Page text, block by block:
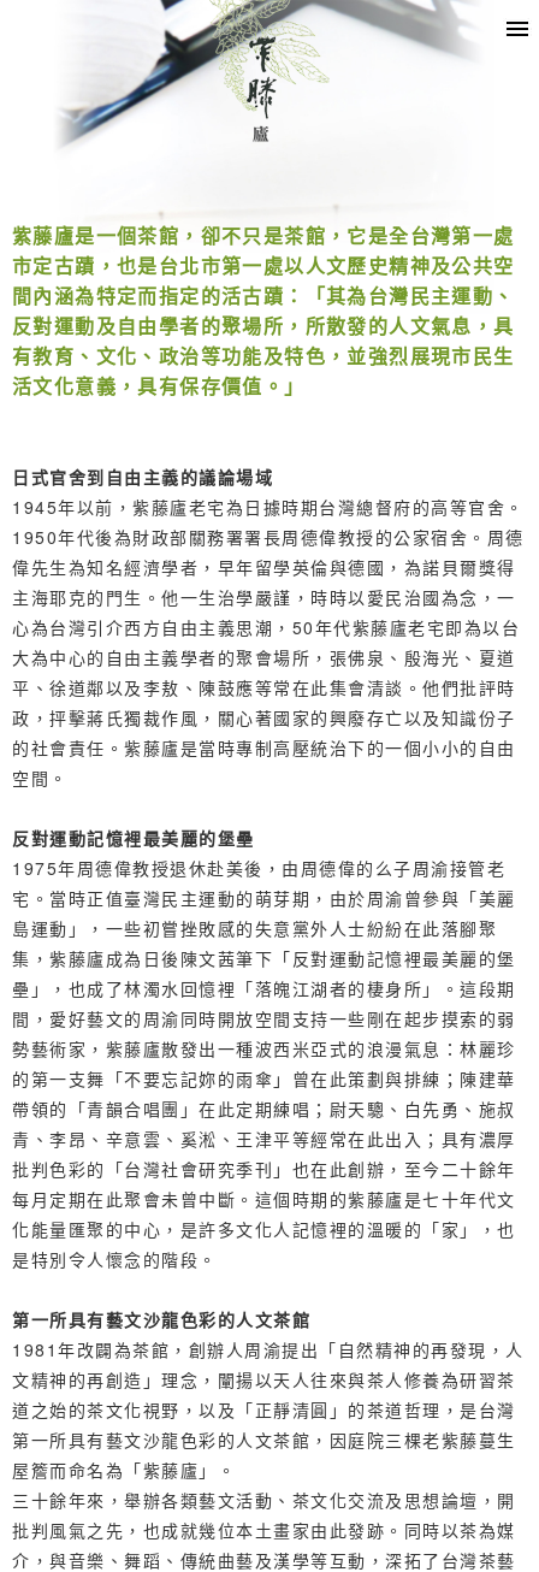
紫藤廬是一個茶館，卻不只是茶館，它是全台灣第一處
市定古蹟，也是台北市第一處以人文歷史精神及公共空
間內涵為特定而指定的活古蹟：「其為台灣民主運動、
反對運動及自由學者的聚場所，所散發的人文氣息，具
有教育、文化、政治等功能及特色，並強烈展現市民生
活文化意義，具有保存價值。」
日式官舍到自由主義的議論場域
1945年以前，紫藤廬老宅為日據時期台灣總督府的高等官舍。
1950年代後為財政部關務署署長周德偉教授的公家宿舍。周德
偉先生為知名經濟學者，早年留學英倫與德國，為諾貝爾獎得
主海耶克的門生。他一生治學嚴謹，時時以愛民治國為念，一
心為台灣引介西方自由主義思潮，50年代紫藤廬老宅即為以台
大為中心的自由主義學者的聚會場所，張佛泉、殷海光、夏道
平、徐道鄰以及李敖、陳鼓應等常在此集會清談。他們批評時
政，抨擊蔣氏獨裁作風，關心著國家的興廢存亡以及知識份子
的社會責任。紫藤廬是當時專制高壓統治下的一個小小的自由
空間。
反對運動記憶裡最美麗的堡壘
1975年周德偉教授退休赴美後，由周德偉的么子周渝接管老
宅。當時正值臺灣民主運動的萌芽期，由於周渝曾參與「美麗
島運動」，一些初嘗挫敗感的失意黨外人士紛紛在此落腳聚
集，紫藤廬成為日後陳文茜筆下「反對運動記憶裡最美麗的堡
壘」，也成了林濁水回憶裡「落魄江湖者的棲身所」。這段期
間，愛好藝文的周渝同時開放空間支持一些剛在起步摸索的弱
勢藝術家，紫藤廬散發出一種波西米亞式的浪漫氣息：林麗珍
的第一支舞「不要忘記妳的雨傘」曾在此策劃與排練；陳建華
帶領的「青韻合唱團」在此定期練唱；尉天驄、白先勇、施叔
青、李昂、辛意雲、奚淞、王津平等經常在此出入；具有濃厚
批判色彩的「台灣社會研究季刊」也在此創辦，至今二十餘年
每月定期在此聚會未曾中斷。這個時期的紫藤廬是七十年代文
化能量匯聚的中心，是許多文化人記憶裡的溫暖的「家」，也
是特別令人懷念的階段。
第一所具有藝文沙龍色彩的人文茶館
1981年改闢為茶館，創辦人周渝提出「自然精神的再發現，人
文精神的再創造」理念，闡揚以天人往來與茶人修養為研習茶
道之始的茶文化視野，以及「正靜清圓」的茶道哲理，是台灣
第一所具有藝文沙龍色彩的人文茶館，因庭院三棵老紫藤蔓生
屋簷而命名為「紫藤廬」。
三十餘年來，舉辦各類藝文活動、茶文化交流及思想論壇，開
批判風氣之先，也成就幾位本土畫家由此發跡。同時以茶為媒
介，與音樂、舞蹈、傳統曲藝及漢學等互動，深拓了台灣茶藝